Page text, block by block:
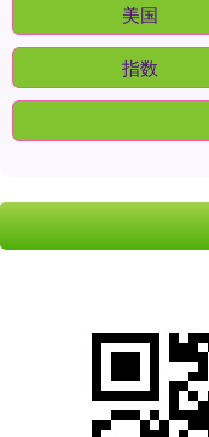
美国
指数